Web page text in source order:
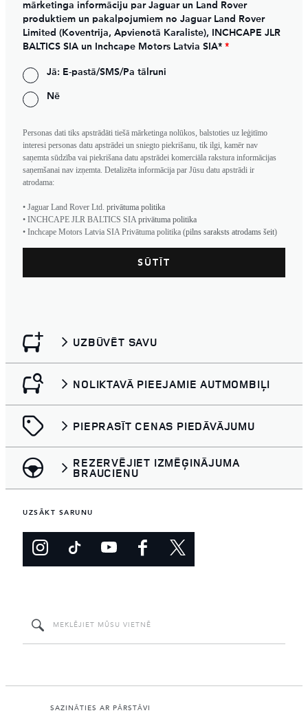
mārketinga informāciju par Jaguar un Land Rover
produktiem un pakalpojumiem no Jaguar Land Rover
Limited (Koventrija, Apvienotā Karaliste), INCHCAPE JLR
BALTICS SIA un Inchcape Motors Latvia SIA* *
Jā: E-pastā/SMS/Pa tālruni
Nē
Personas dati tiks apstrādāti tiešā mārketinga nolūkos, balstoties uz leģitīmo
interesi personas datu apstrādei un sniegto piekrišanu, tik ilgi, kamēr nav
saņemta sūdzība vai piekrišana datu apstrādei komerciāla rakstura informācijas
saņemšanai nav izņemta. Detalizēta informācija par Jūsu datu apstrādi ir
atrodama:
• Jaguar Land Rover Ltd. privātuma politika
• INCHCAPE JLR BALTICS SIAprivātuma politika
• Inchcape Motors Latvia SIA Privātuma politika (pilns saraksts atrodams šeit)
UZBŪVĒT SAVU
NOLIKTAVĀ PIEEJAMIE AUTMOMBIĻI
PIEPRASĪT CENAS PIEDĀVĀJUMU
REZERVĒJIET IZMĒĢINĀJUMA
BRAUCIENU
UZSĀKT SARUNU
SAZINĀTIES AR PĀRSTĀVI